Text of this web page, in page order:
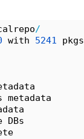
/
with 5241 pkgs
DBs